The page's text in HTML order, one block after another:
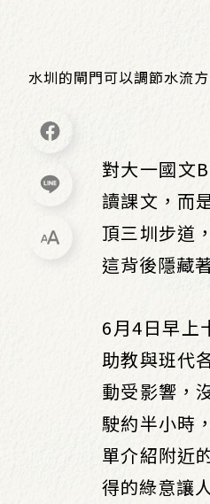
水圳的閘門可以調節水流
對大一國文
讀課文，而
頂三圳步道
這背後隱藏
6月4日早上
助教與班代
動受影響，
駛約半小時
單介紹附近
得的綠意讓